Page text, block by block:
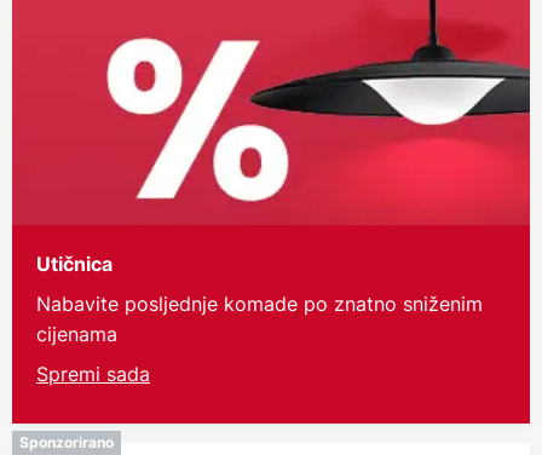
Utičnica
Nabavite posljednje komade po znatno sniženim
cijenama
Spremi sada
Sponzorirano